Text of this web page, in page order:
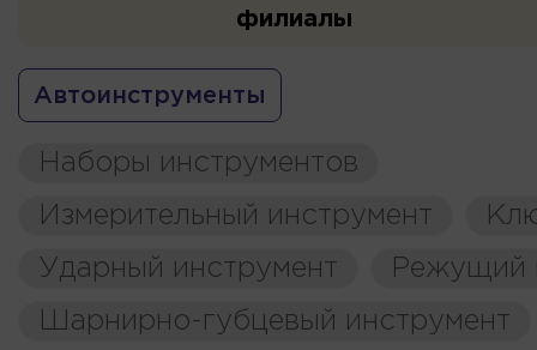
филиалы
Автоинструменты
Наборы инструментов
Измерительный инструмент
Ударный инструмент
Режущий
Шарнирно-губцевый инструмент